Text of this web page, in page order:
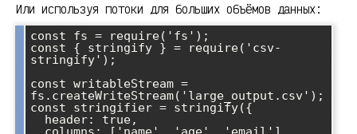
Или используя потоки для больших объёмов данных:
const fs = require('fs');
const { stringify } = require('csv-
stringify');
const writableStream =
fs.createWriteStream('large_output.csv');
const stringifier = stringify({